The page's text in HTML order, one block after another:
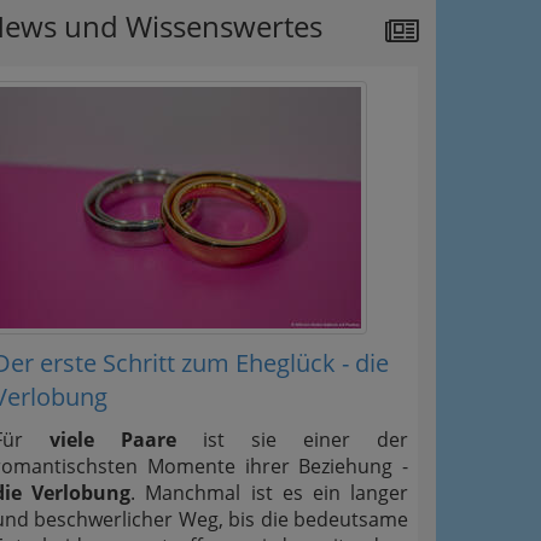
und Wissenswertes
erste Schritt zum Eheglück - die
viele Paare ist sie einer der
Momente ihrer Beziehung -
Verlobung. Manchmal ist es ein langer
beschwerlicher Weg, bis die bedeutsame